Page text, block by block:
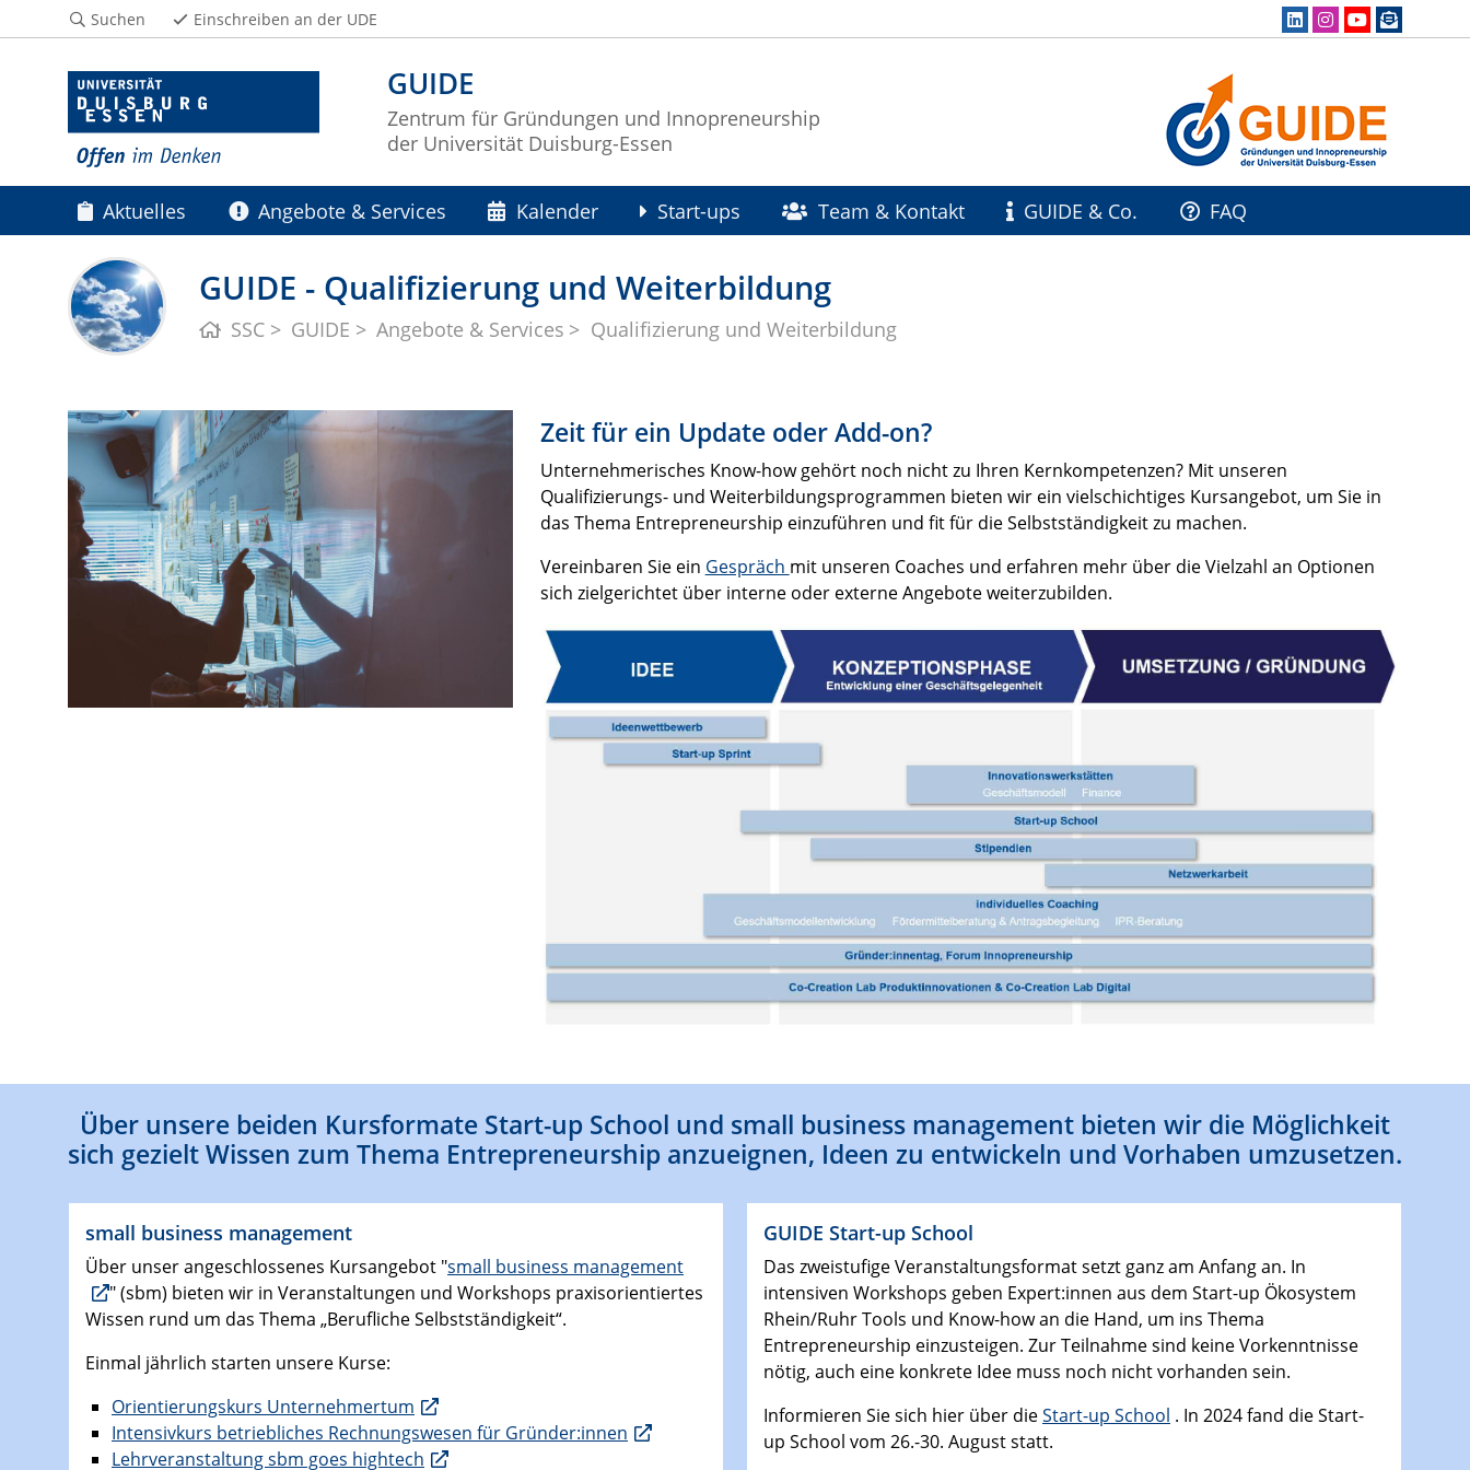
GUIDE
Zentrum für Gründungen und Innopreneurship
der Universität Duisburg-Essen
Suchen Einschreiben an der UDE
Aktuelles Angebote & Services Kalender Start-ups Team & Kontakt GUIDE & Co. FAQ
GUIDE - Qualifizierung und Weiterbildung
SSC GUIDE Angebote & Services Qualifizierung und Weiterbildung
Zeit für ein Update oder Add-on?
Unternehmerisches Know-how gehört noch nicht zu Ihren Kernkompetenzen? Mit unseren
Qualifizierungs- und Weiterbildungsprogrammen bieten wir ein vielschichtiges Kursangebot, um Sie in
das Thema Entrepreneurship einzuführen und fit für die Selbstständigkeit zu machen.
Vereinbaren Sie ein Gespräch mit unseren Coaches und erfahren mehr über die Vielzahl an Optionen
sich zielgerichtet über interne oder externe Angebote weiterzubilden.
​Über unsere beiden Kursformate Start-up School und small business management bieten wir die Möglichkeit
sich gezielt Wissen zum Thema Entrepreneurship anzueignen, Ideen zu entwickeln und Vorhaben umzusetzen.
small business management
Über unser angeschlossenes Kursangebot "small business management
" (sbm) bieten wir in Veranstaltungen und Workshops praxisorientiertes
Wissen rund um das Thema „Berufliche Selbstständigkeit“.
Einmal jährlich starten unsere Kurse:
Orientierungskurs Unternehmertum
Intensivkurs betriebliches Rechnungswesen für Gründer:innen
Lehrveranstaltung sbm goes hightech
GUIDE Start-up School
Das zweistufige Veranstaltungsformat setzt ganz am Anfang an. In
intensiven Workshops geben Expert:innen aus dem Start-up Ökosystem
Rhein/Ruhr Tools und Know-how an die Hand, um ins Thema
Entrepreneurship einzusteigen. Zur Teilnahme sind keine Vorkenntnisse
nötig, auch eine konkrete Idee muss noch nicht vorhanden sein.
Informieren Sie sich hier über dieStart-up School . In 2024 fand die Start-
up School vom 26.-30. August statt.